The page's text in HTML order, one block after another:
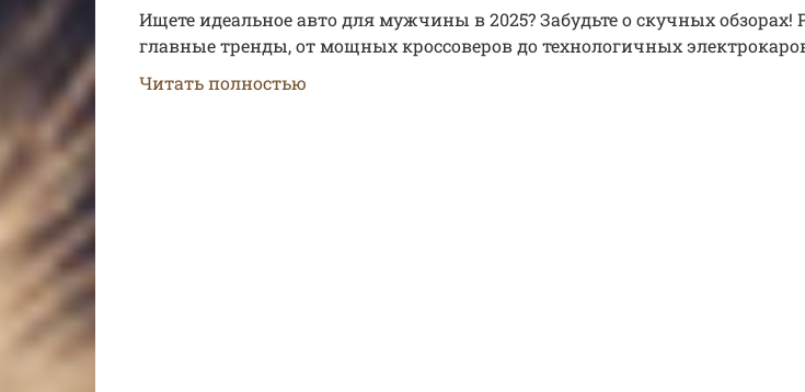
Ищете идеальное авто для мужчины в 2025? Забудьте о скучных обзорах!
главные тренды, от мощных кроссоверов до технологичных
Читать полностью